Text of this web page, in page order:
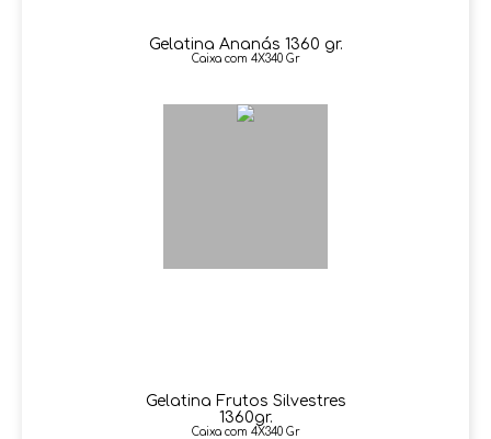
Gelatina Ananás 1360 gr.
Caixa com 4X340 Gr
Gelatina Frutos Silvestres
1360gr.
Caixa com 4X340 Gr